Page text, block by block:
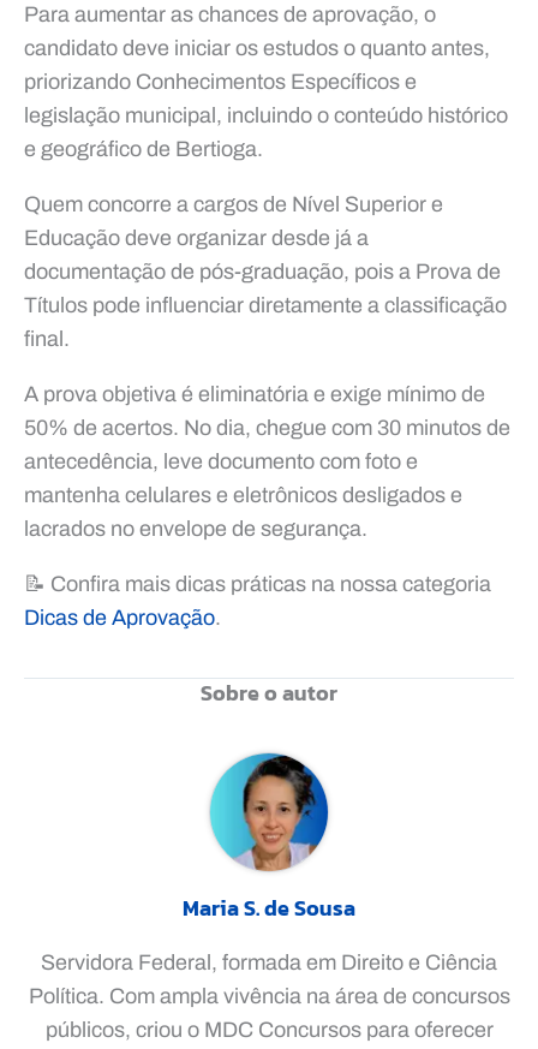
Para aumentar as chances de aprovação, o
candidato deve iniciar os estudos o quanto antes,
priorizando Conhecimentos Específicos e
legislação municipal, incluindo o conteúdo histórico
e geográfico de Bertioga.
Quem concorre a cargos de Nível Superior e
Educação deve organizar desde já a
documentação de pós-graduação, pois a Prova de
Títulos pode influenciar diretamente a classificação
final.
A prova objetiva é eliminatória e exige mínimo de
50% de acertos. No dia, chegue com 30 minutos de
antecedência, leve documento com foto e
mantenha celulares e eletrônicos desligados e
lacrados no envelope de segurança.
📝 Confira mais dicas práticas na nossa categoria
Dicas de Aprovação.
Sobre o autor
Maria S. de Sousa
Servidora Federal, formada em Direito e Ciência
Política. Com ampla vivência na área de concursos
públicos, criou o MDC Concursos para oferecer